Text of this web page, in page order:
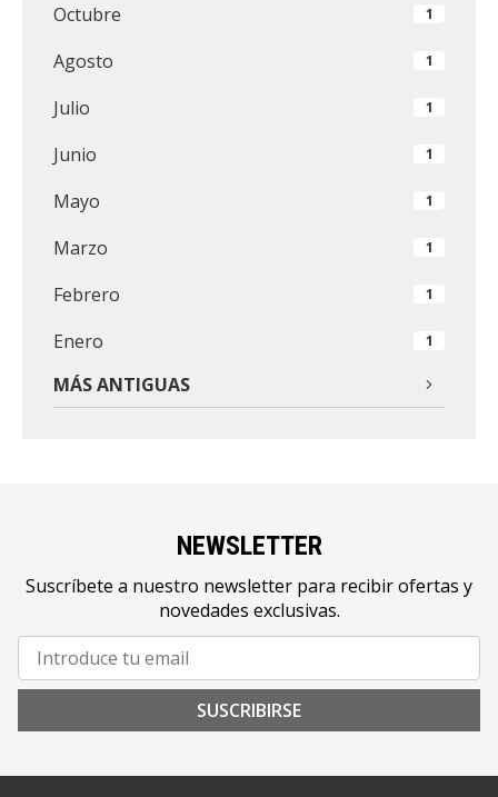
Octubre 1
Agosto 1
Julio 1
Junio 1
Mayo 1
Marzo 1
Febrero 1
Enero 1
MÁS ANTIGUAS
NEWSLETTER
Suscríbete a nuestro newsletter para recibir ofertas y
novedades exclusivas.
SUSCRIBIRSE